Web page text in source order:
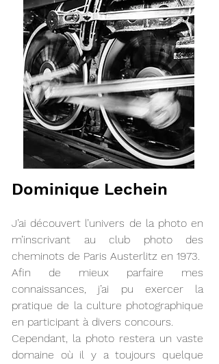
Dominique Lechein
J’ai découvert l’univers de la photo en
m’inscrivant au club photo des
cheminots de Paris Austerlitz en 1973.
Afin de mieux parfaire mes
connaissances, j’ai pu exercer la
pratique de la culture photographique
en participant à divers concours.
Cependant, la photo restera un vaste
domaine où il y a toujours quelque